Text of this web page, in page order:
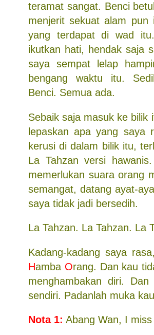
teramat sangat. Benci
menjerit sekuat alam
yang terdapat di wad
ikutkan hati, hendak saja
saya sempat lelap
bengang waktu itu.
Benci. Semua ada.
Sebaik saja masuk ke
lepaskan apa yang saya
kerusi di dalam bilik itu,
La Tahzan versi
memerlukan suara orang
semangat, datang ayat-
saya tidak jadi bersedih.
La Tahzan. La Tahzan. La
Kadang-kadang saya
Hamba Orang. Dan kau
menghambakan diri.
sendiri. Padanlah muka
Nota 1: Abang Wan, I miss